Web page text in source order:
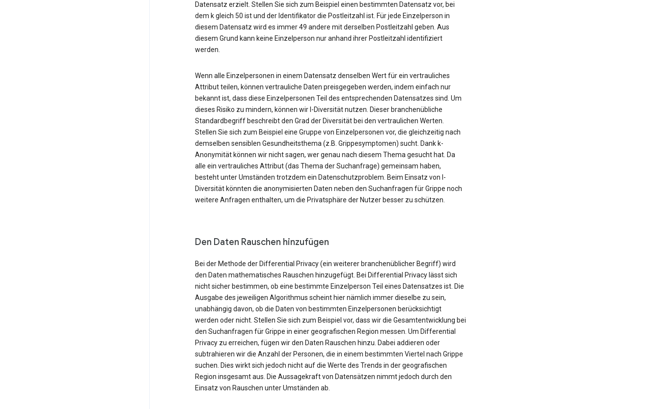
Datensatz erzielt. Stellen Sie sich zum Beispiel einen bestimmten Datensatz vor, bei
dem k gleich 50 ist und der Identifikator die Postleitzahl ist. Für jede Einzelperson in
diesem Datensatz wird es immer 49 andere mit derselben Postleitzahl geben. Aus
diesem Grund kann keine Einzelperson nur anhand ihrer Postleitzahl identifiziert
werden.
Wenn alle Einzelpersonen in einem Datensatz denselben Wert für ein vertrauliches
Attribut teilen, können vertrauliche Daten preisgegeben werden, indem einfach nur
bekannt ist, dass diese Einzelpersonen Teil des entsprechenden Datensatzes sind. Um
dieses Risiko zu mindern, können wir l-Diversität nutzen. Dieser branchenübliche
Standardbegriff beschreibt den Grad der Diversität bei den vertraulichen Werten.
Stellen Sie sich zum Beispiel eine Gruppe von Einzelpersonen vor, die gleichzeitig nach
demselben sensiblen Gesundheitsthema (z.B. Grippesymptomen) sucht. Dank k-
Anonymität können wir nicht sagen, wer genau nach diesem Thema gesucht hat. Da
alle ein vertrauliches Attribut (das Thema der Suchanfrage) gemeinsam haben,
besteht unter Umständen trotzdem ein Datenschutzproblem. Beim Einsatz von l-
Diversität könnten die anonymisierten Daten neben den Suchanfragen für Grippe noch
weitere Anfragen enthalten, um die Privatsphäre der Nutzer besser zu schützen.
Den Daten Rauschen hinzufügen
Bei der Methode der Differential Privacy (ein weiterer branchenüblicher Begriff) wird
den Daten mathematisches Rauschen hinzugefügt. Bei Differential Privacy lässt sich
nicht sicher bestimmen, ob eine bestimmte Einzelperson Teil eines Datensatzes ist. Die
Ausgabe des jeweiligen Algorithmus scheint hier nämlich immer dieselbe zu sein,
unabhängig davon, ob die Daten von bestimmten Einzelpersonen berücksichtigt
werden oder nicht. Stellen Sie sich zum Beispiel vor, dass wir die Gesamtentwicklung bei
den Suchanfragen für Grippe in einer geografischen Region messen. Um Differential
Privacy zu erreichen, fügen wir den Daten Rauschen hinzu. Dabei addieren oder
subtrahieren wir die Anzahl der Personen, die in einem bestimmten Viertel nach Grippe
suchen. Dies wirkt sich jedoch nicht auf die Werte des Trends in der geografischen
Region insgesamt aus. Die Aussagekraft von Datensätzen nimmt jedoch durch den
Einsatz von Rauschen unter Umständen ab.